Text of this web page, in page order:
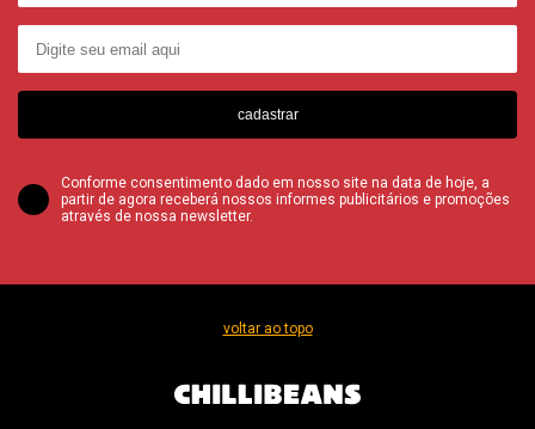
cadastrar
Conforme consentimento dado em nosso site na data de hoje, a
partir de agora receberá nossos informes publicitários e promoções
através de nossa newsletter.
voltar ao topo